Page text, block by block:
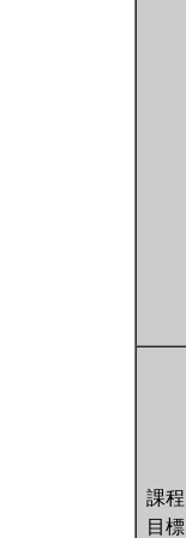
課程
目標